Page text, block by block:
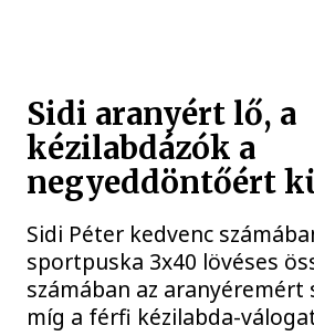
Sidi aranyért lő, a
kézilabdázók a
negyeddöntőért
Sidi Péter kedvenc
sportpuska 3x40 lövéses
számában az aranyéremért
míg a férfi kézilabda-